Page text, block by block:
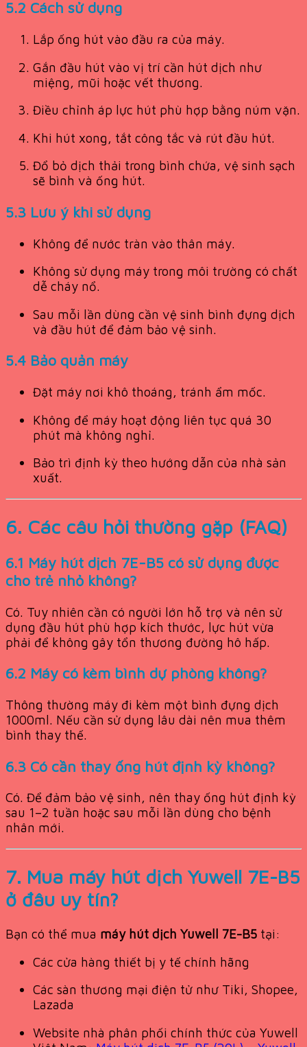
5.2 Cách sử dụng
Lắp ống hút vào đầu ra của máy.
Gắn đầu hút vào vị trí cần hút dịch như
miệng, mũi hoặc vết thương.
Điều chỉnh áp lực hút phù hợp bằng núm vặn.
Khi hút xong, tắt công tắc và rút đầu hút.
Đổ bỏ dịch thải trong bình chứa, vệ sinh sạch
sẽ bình và ống hút.
5.3 Lưu ý khi sử dụng
Không để nước tràn vào thân máy.
Không sử dụng máy trong môi trường có chất
dễ cháy nổ.
Sau mỗi lần dùng cần vệ sinh bình đựng dịch
và đầu hút để đảm bảo vệ sinh.
5.4 Bảo quản máy
Đặt máy nơi khô thoáng, tránh ẩm mốc.
Không để máy hoạt động liên tục quá 30
phút mà không nghỉ.
Bảo trì định kỳ theo hướng dẫn của nhà sản
xuất.
6. Các câu hỏi thường gặp (FAQ)
6.1 Máy hút dịch 7E-B5 có sử dụng được
cho trẻ nhỏ không?
Có. Tuy nhiên cần có người lớn hỗ trợ và nên sử
dụng đầu hút phù hợp kích thước, lực hút vừa
phải để không gây tổn thương đường hô hấp.
6.2 Máy có kèm bình dự phòng không?
Thông thường máy đi kèm một bình đựng dịch
1000ml. Nếu cần sử dụng lâu dài nên mua thêm
bình thay thế.
6.3 Có cần thay ống hút định kỳ không?
Có. Để đảm bảo vệ sinh, nên thay ống hút định kỳ
sau 1–2 tuần hoặc sau mỗi lần dùng cho bệnh
nhân mới.
7. Mua máy hút dịch Yuwell 7E-B5
ở đâu uy tín?
Bạn có thể mua máy hút dịch Yuwell 7E-B5 tại:
Các cửa hàng thiết bị y tế chính hãng
Các sàn thương mại điện tử như Tiki, Shopee,
Lazada
Website nhà phân phối chính thức của Yuwell